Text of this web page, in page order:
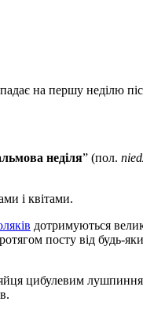
на першу неділю
неділя” (пол.
і квітами.
дотримуються
посту від будь-
цибулевим